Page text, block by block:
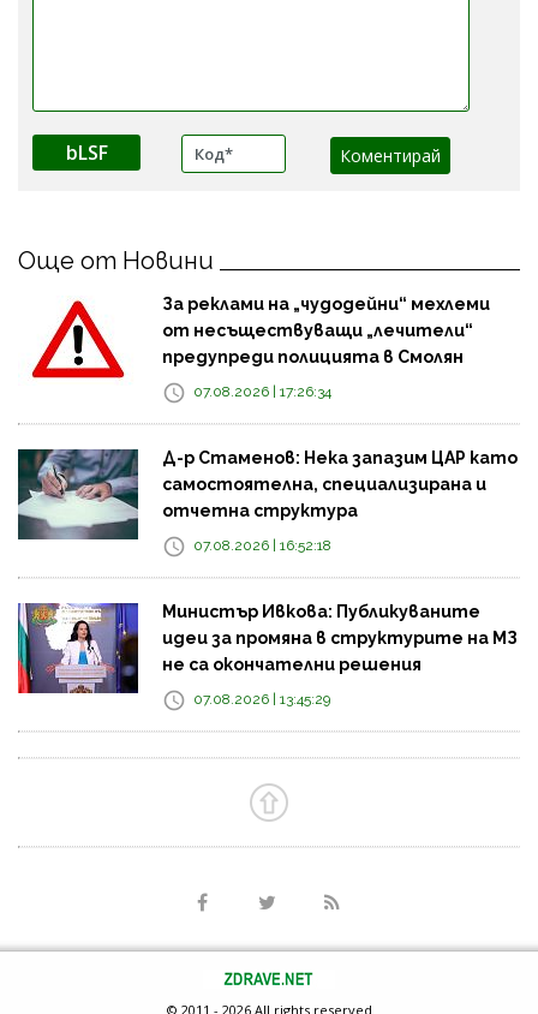
bLSF
Още от Новини
За реклами на „чудодейни“ мехлеми
от несъществуващи „лечители“
предупреди полицията в Смолян
07.08.2026 | 17:26:34
Д-р Стаменов: Нека запазим ЦАР като
самостоятелна, специализирана и
отчетна структура
07.08.2026 | 16:52:18
Министър Ивкова: Публикуваните
идеи за промяна в структурите на МЗ
не са окончателни решения
07.08.2026 | 13:45:29
© 2011 - 2026 All rights reserved